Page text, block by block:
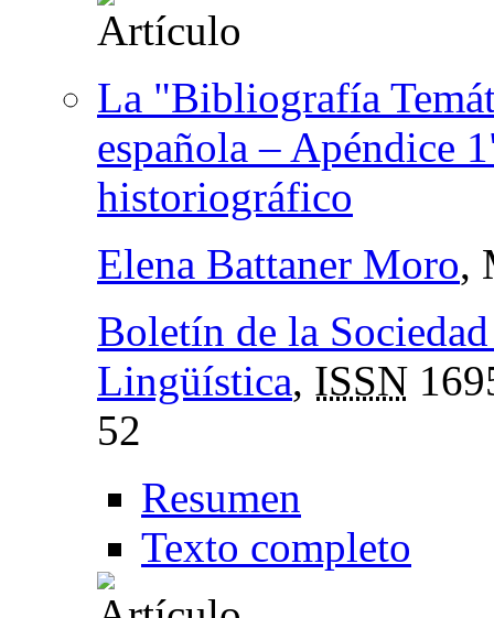
La "Bibliografía
española – Apéndice
historiográfico
Elena Battaner Moro,
Boletín de la
Lingüística, ISSN
52
Resumen
Texto completo